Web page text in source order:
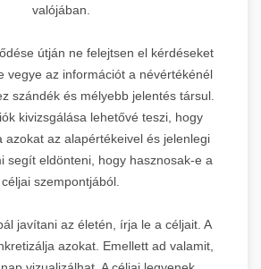
valójában.
útján ne felejtsen el kérdéseket
vegye az információt a névértékénél
szándék és mélyebb jelentés társul.
kivizsgálása lehetővé teszi, hogy
azokat az alapértékeivel és jelenlegi
segít eldönteni, hogy hasznosak-e a
céljai szempontjából.
javítani az életén, írja le a céljait. A
azokat. Emellett ad valamit,